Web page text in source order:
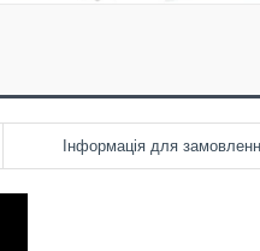
Інформація для